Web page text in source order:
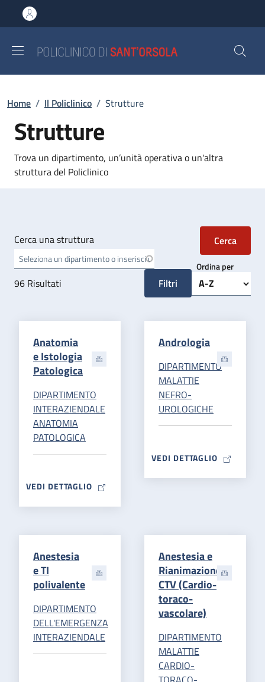
al contenuto principale
to footer content
Briciole di pane
Home / Il Policlinico / Strutture
Strutture
Trova un dipartimento, un’unità operativa o un'altra
struttura del Policlinico
Cerca una struttura
Ordina per
Filtri
96 Risultati
Anatomia
e Istologia
Patologica
DIPARTIMENTO
INTERAZIENDALE
ANATOMIA
PATOLOGICA
VEDI DETTAGLIO MAP ICON
Andrologia
DIPARTIMENTO
MALATTIE
NEFRO-
UROLOGICHE
VEDI DETTAGLIO MAP ICON
Anestesia
e TI
polivalente
DIPARTIMENTO
DELL'EMERGENZA
INTERAZIENDALE
Anestesia e
Rianimazione
CTV (Cardio-
toraco-
vascolare)
DIPARTIMENTO
MALATTIE
CARDIO-